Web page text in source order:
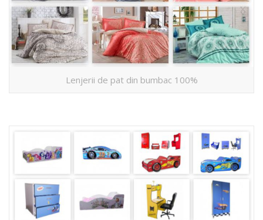
Lenjerii de pat din bumbac 100%